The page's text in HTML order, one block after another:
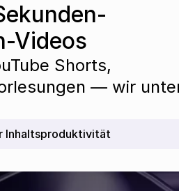
Videos
Shorts,
— wir
Inhaltsproduktivität